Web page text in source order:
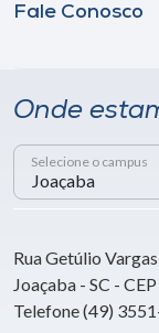
Fale Conosco
Onde
Selecione o campus
Rua Getúlio
Joaçaba - SC -
Telefone (49)